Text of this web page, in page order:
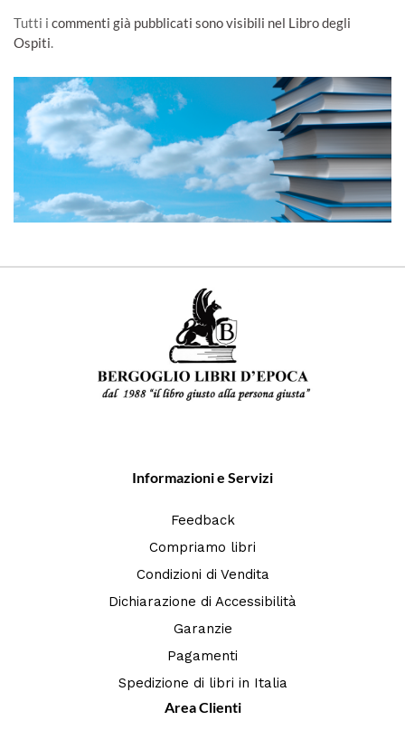
Tutti i commenti già pubblicati sono visibili nel Libro degli
Ospiti.
Informazioni e Servizi
Feedback
Compriamo libri
Condizioni di Vendita
Dichiarazione di Accessibilità
Garanzie
Pagamenti
Spedizione di libri in Italia
Area Clienti